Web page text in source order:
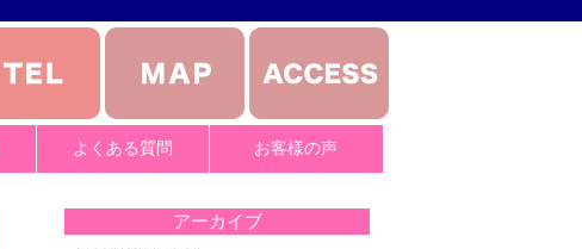
よくある質問 お客様の声
アーカイブ